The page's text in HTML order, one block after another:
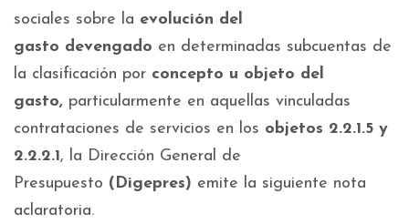
sociales sobre la evolución del
gasto devengado en determinadas subcuentas de
la clasificación por concepto u objeto del
gasto, particularmente en aquellas vinculadas
contrataciones de servicios en los objetos 2.2.1.5 y
2.2.2.1, la Dirección General de
Presupuesto (Digepres) emite la siguiente nota
aclaratoria.